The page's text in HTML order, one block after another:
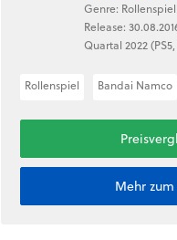
Genre: Rollenspiel
Release:
Quartal 2022
Rollenspiel Bandai Namco
Mehr